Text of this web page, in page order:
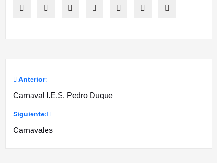
Navegación
entradas
Anterior:
Carnaval I.E.S. Pedro Duque
Siguiente:
Carnavales